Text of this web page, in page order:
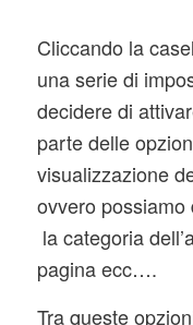
Cliccando la
una serie di
decidere di
parte delle
visualizzazione
ovvero
la categoria
pagina ecc….
Tra queste